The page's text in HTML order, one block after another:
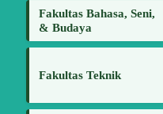
Fakultas Bahasa, Seni,
& Budaya
Fakultas Teknik